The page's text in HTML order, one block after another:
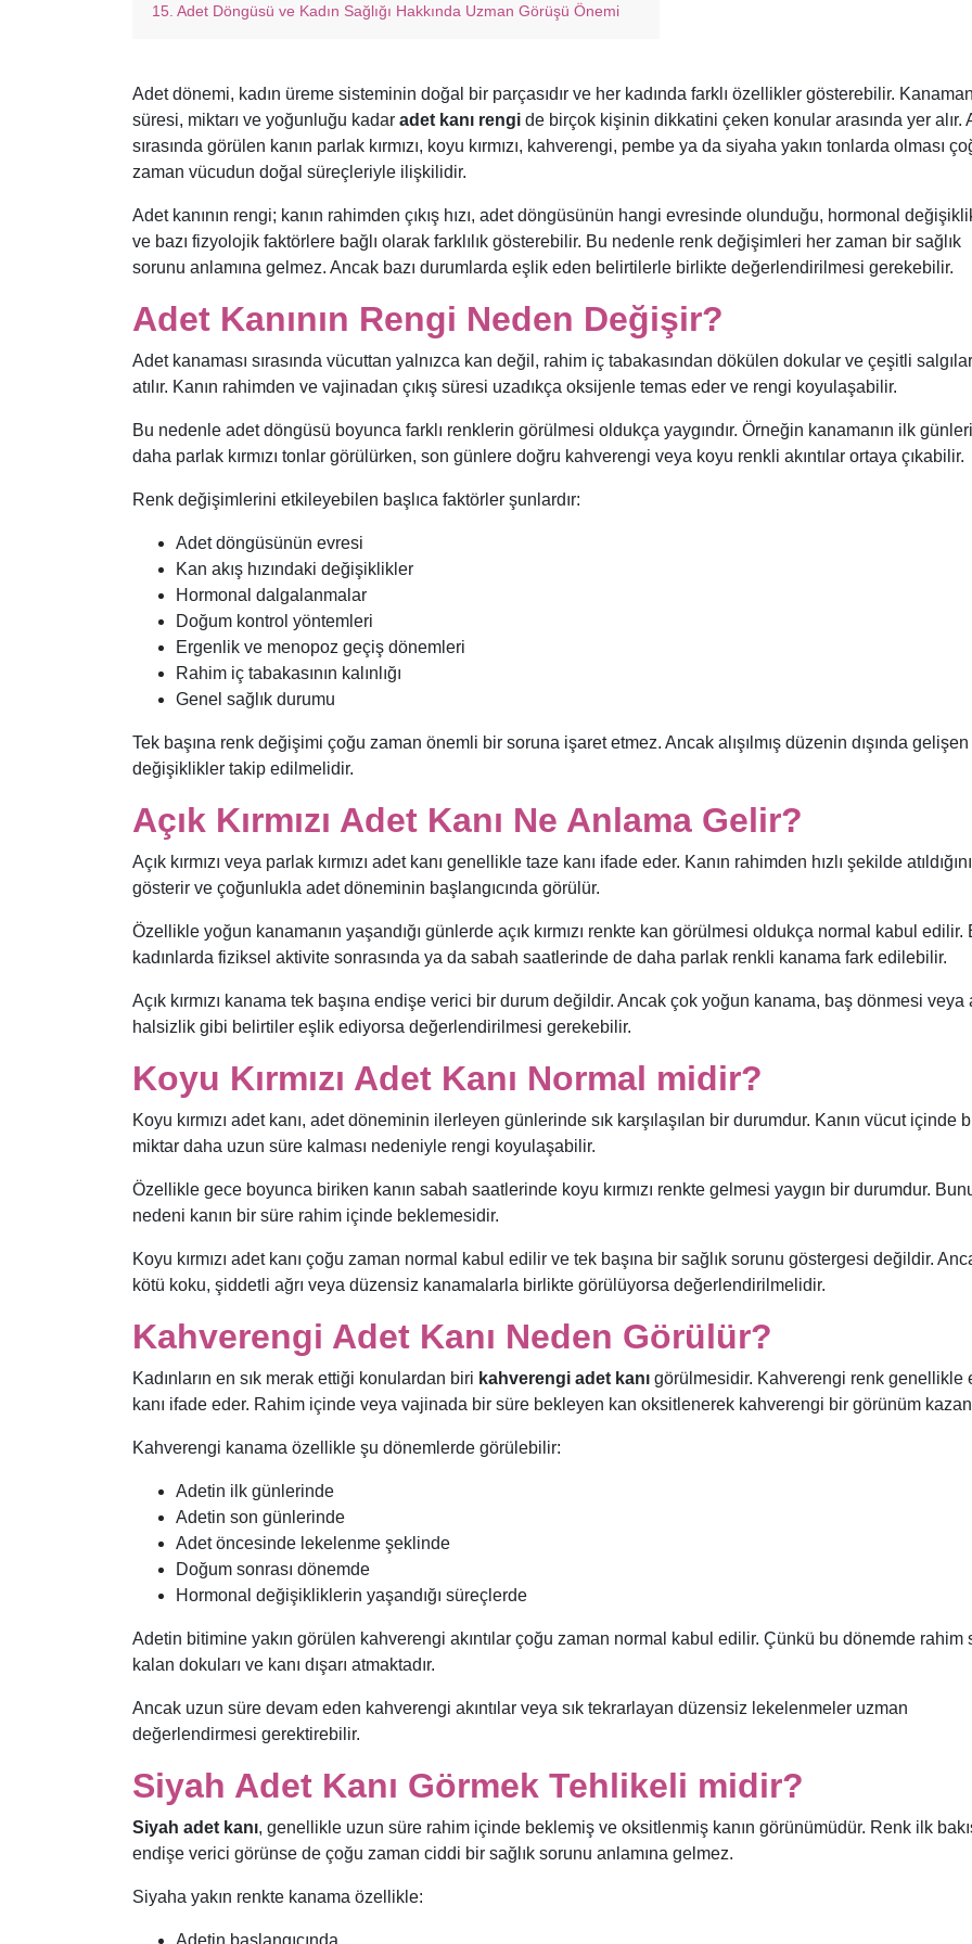
Adet Döngüsü ve Kadın Sağlığı Hakkında Uzman Görüşü Önemi
Adet dönemi, kadın üreme sisteminin doğal bir parçasıdır ve her kadında farklı özellikler gösterebilir.
süresi, miktarı ve yoğunluğu kadar adet kanı rengi de birçok kişinin dikkatini çeken konular arasında yer alır.
sırasında görülen kanın parlak kırmızı, koyu kırmızı, kahverengi, pembe ya da siyaha yakın tonlarda olması
zaman vücudun doğal süreçleriyle ilişkilidir.
Adet kanının rengi; kanın rahimden çıkış hızı, adet döngüsünün hangi evresinde olunduğu, hormonal
ve bazı fizyolojik faktörlere bağlı olarak farklılık gösterebilir. Bu nedenle renk değişimleri her zaman bir sağlık
sorunu anlamına gelmez. Ancak bazı durumlarda eşlik eden belirtilerle birlikte değerlendirilmesi gerekebilir.
Adet Kanının Rengi Neden Değişir?
Adet kanaması sırasında vücuttan yalnızca kan değil, rahim iç tabakasından dökülen dokular ve çeşitli
atılır. Kanın rahimden ve vajinadan çıkış süresi uzadıkça oksijenle temas eder ve rengi koyulaşabilir.
Bu nedenle adet döngüsü boyunca farklı renklerin görülmesi oldukça yaygındır. Örneğin kanamanın ilk
daha parlak kırmızı tonlar görülürken, son günlere doğru kahverengi veya koyu renkli akıntılar ortaya çıkabilir.
Renk değişimlerini etkileyebilen başlıca faktörler şunlardır:
Adet döngüsünün evresi
Kan akış hızındaki değişiklikler
Hormonal dalgalanmalar
Doğum kontrol yöntemleri
Ergenlik ve menopoz geçiş dönemleri
Rahim iç tabakasının kalınlığı
Genel sağlık durumu
Tek başına renk değişimi çoğu zaman önemli bir soruna işaret etmez. Ancak alışılmış düzenin dışında gelişen
değişiklikler takip edilmelidir.
Açık Kırmızı Adet Kanı Ne Anlama Gelir?
Açık kırmızı veya parlak kırmızı adet kanı genellikle taze kanı ifade eder. Kanın rahimden hızlı şekilde atıldığını
gösterir ve çoğunlukla adet döneminin başlangıcında görülür.
Özellikle yoğun kanamanın yaşandığı günlerde açık kırmızı renkte kan görülmesi oldukça normal kabul edilir.
kadınlarda fiziksel aktivite sonrasında ya da sabah saatlerinde de daha parlak renkli kanama fark edilebilir.
Açık kırmızı kanama tek başına endişe verici bir durum değildir. Ancak çok yoğun kanama, baş dönmesi veya
halsizlik gibi belirtiler eşlik ediyorsa değerlendirilmesi gerekebilir.
Koyu Kırmızı Adet Kanı Normal midir?
Koyu kırmızı adet kanı, adet döneminin ilerleyen günlerinde sık karşılaşılan bir durumdur. Kanın vücut içinde
miktar daha uzun süre kalması nedeniyle rengi koyulaşabilir.
Özellikle gece boyunca biriken kanın sabah saatlerinde koyu kırmızı renkte gelmesi yaygın bir durumdur.
nedeni kanın bir süre rahim içinde beklemesidir.
Koyu kırmızı adet kanı çoğu zaman normal kabul edilir ve tek başına bir sağlık sorunu göstergesi değildir.
kötü koku, şiddetli ağrı veya düzensiz kanamalarla birlikte görülüyorsa değerlendirilmelidir.
Kahverengi Adet Kanı Neden Görülür?
Kadınların en sık merak ettiği konulardan biri kahverengi adet kanı görülmesidir. Kahverengi renk genellikle
kanı ifade eder. Rahim içinde veya vajinada bir süre bekleyen kan oksitlenerek kahverengi bir görünüm
Kahverengi kanama özellikle şu dönemlerde görülebilir:
Adetin ilk günlerinde
Adetin son günlerinde
Adet öncesinde lekelenme şeklinde
Doğum sonrası dönemde
Hormonal değişikliklerin yaşandığı süreçlerde
Adetin bitimine yakın görülen kahverengi akıntılar çoğu zaman normal kabul edilir. Çünkü bu dönemde rahim
kalan dokuları ve kanı dışarı atmaktadır.
Ancak uzun süre devam eden kahverengi akıntılar veya sık tekrarlayan düzensiz lekelenmeler uzman
değerlendirmesi gerektirebilir.
Siyah Adet Kanı Görmek Tehlikeli midir?
Siyah adet kanı, genellikle uzun süre rahim içinde beklemiş ve oksitlenmiş kanın görünümüdür. Renk ilk
endişe verici görünse de çoğu zaman ciddi bir sağlık sorunu anlamına gelmez.
Siyaha yakın renkte kanama özellikle: